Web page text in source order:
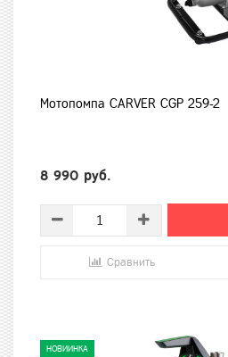
Мотопомпа CARVER CGP 259-2
8 990 руб.
Сравнить
НОВИИНКА